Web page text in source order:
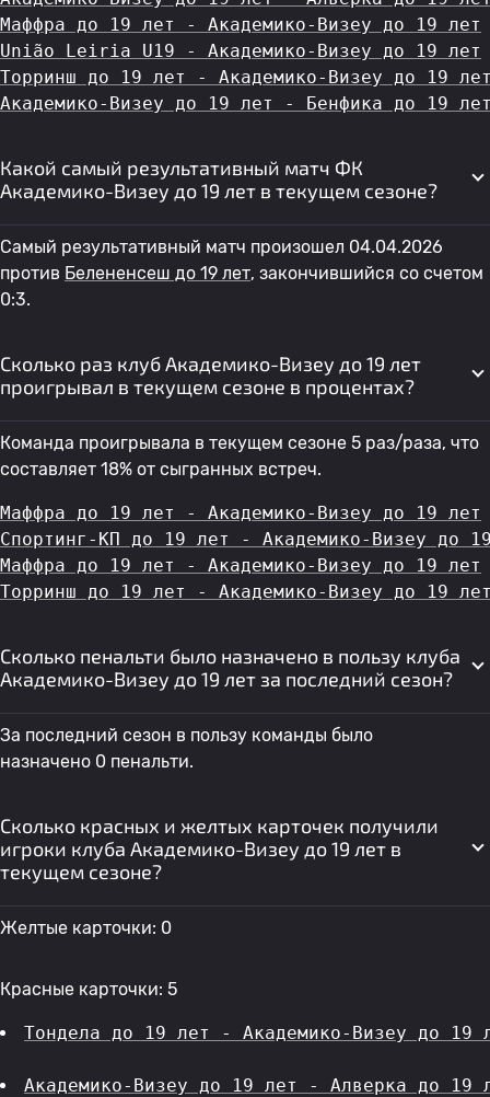
Маффра до 19 лет - Академико-Визеу до 19 лет
União Leiria U19 - Академико-Визеу до 19 лет
Торринш до 19 лет - Академико-Визеу до 19
Академико-Визеу до 19 лет - Бенфика до 19
Какой самый результативный матч ФК
Академико-Визеу до 19 лет в текущем сезоне?
Самый результативный матч произошел 04.04.2026
против Белененсеш до 19 лет, закончившийся со счетом
0:3.
Сколько раз клуб Академико-Визеу до 19 лет
проигрывал в текущем сезоне в процентах?
Команда проигрывала в текущем сезоне 5 раз/раза, что
составляет 18% от сыгранных встреч.
Маффра до 19 лет - Академико-Визеу до 19 лет
Спортинг-КП до 19 лет - Академико-Визеу до
Маффра до 19 лет - Академико-Визеу до 19 лет
Торринш до 19 лет - Академико-Визеу до 19
Сколько пенальти было назначено в пользу клуба
Академико-Визеу до 19 лет за последний сезон?
За последний сезон в пользу команды было
назначено 0 пенальти.
Сколько красных и желтых карточек получили
игроки клуба Академико-Визеу до 19 лет в
текущем сезоне?
Желтые карточки: 0
Красные карточки: 5
Тондела до 19 лет - Академико-Визеу до 19
Академико-Визеу до 19 лет - Алверка до 19